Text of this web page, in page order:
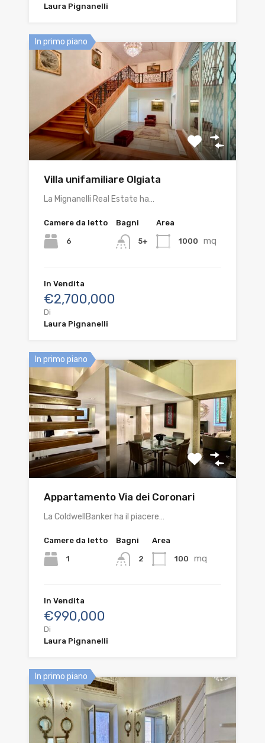
Laura Pignanelli
In primo piano
Villa unifamiliare Olgiata
La Mignanelli Real Estate ha…
Camere da letto
6
Bagni
5+
Area
1000 mq
In Vendita
€2,700,000
Di
Laura Pignanelli
In primo piano
Appartamento Via dei Coronari
La ColdwellBanker ha il piacere…
Camere da letto
1
Bagni
2
Area
100 mq
In Vendita
€990,000
Di
Laura Pignanelli
In primo piano